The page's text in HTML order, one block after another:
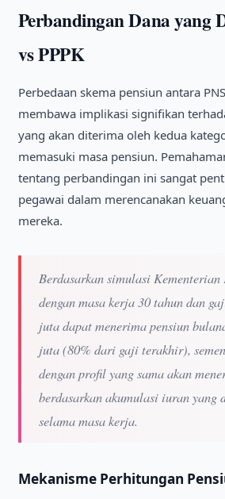
Perbandingan Dana yang
vs PPPK
Perbedaan skema pensiun antara
membawa implikasi signifikan
yang akan diterima oleh kedua
memasuki masa pensiun.
tentang perbandingan ini sangat
pegawai dalam merencanakan
mereka.
Berdasarkan simulasi Kementerian
dengan masa kerja 30 tahun dan
juta dapat menerima pensiun
juta (80% dari gaji terakhir),
dengan profil yang sama akan
berdasarkan akumulasi iuran yang
selama masa kerja.
Mekanisme Perhitungan